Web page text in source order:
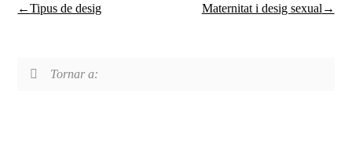
Tipus de desig Maternitat i desig sexual
Tornar a: